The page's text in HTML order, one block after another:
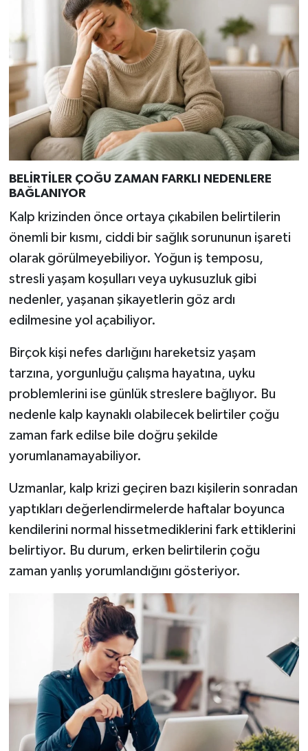
BELİRTİLER ÇOĞU ZAMAN FARKLI NEDENLERE
BAĞLANIYOR
Kalp krizinden önce ortaya çıkabilen belirtilerin
önemli bir kısmı, ciddi bir sağlık sorununun işareti
olarak görülmeyebiliyor. Yoğun iş temposu,
stresli yaşam koşulları veya uykusuzluk gibi
nedenler, yaşanan şikayetlerin göz ardı
edilmesine yol açabiliyor.
Birçok kişi nefes darlığını hareketsiz yaşam
tarzına, yorgunluğu çalışma hayatına, uyku
problemlerini ise günlük streslere bağlıyor. Bu
nedenle kalp kaynaklı olabilecek belirtiler çoğu
zaman fark edilse bile doğru şekilde
yorumlanamayabiliyor.
Uzmanlar, kalp krizi geçiren bazı kişilerin sonradan
yaptıkları değerlendirmelerde haftalar boyunca
kendilerini normal hissetmediklerini fark ettiklerini
belirtiyor. Bu durum, erken belirtilerin çoğu
zaman yanlış yorumlandığını gösteriyor.